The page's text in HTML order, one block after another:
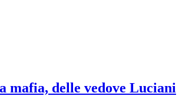
mafia, delle vedove Luciani